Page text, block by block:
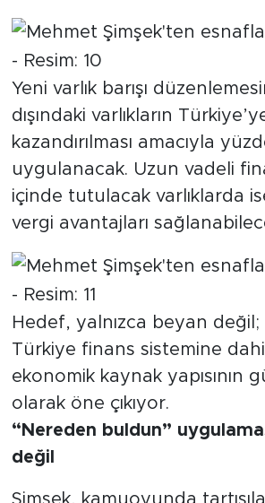
Yeni varlık barışı
dışındaki varlıkların
kazandırılması amacıyla
uygulanacak. Uzun vadeli
içinde tutulacak varlıklarda
vergi avantajları
Hedef, yalnızca beyan
Türkiye finans sistemine
ekonomik kaynak yapısının
olarak öne çıkıyor.
“Nereden buldun”
değil